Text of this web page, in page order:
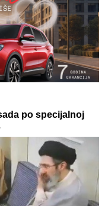
po specijalnoj